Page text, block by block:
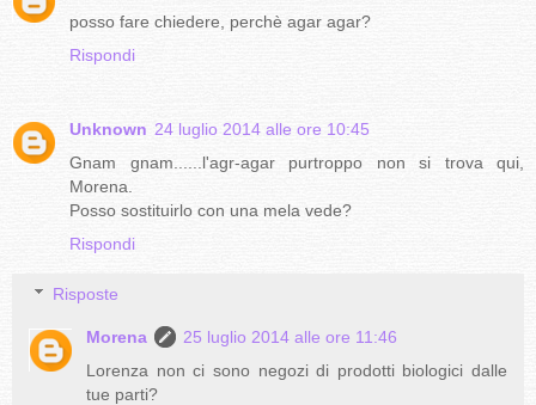
posso fare chiedere, perchè agar agar?
Rispondi
Unknown 24 luglio 2014 alle ore 10:45
Gnam gnam......l'agr-agar purtroppo non si trova qui,
Morena.
Posso sostituirlo con una mela vede?
Rispondi
Risposte
Morena
25 luglio 2014 alle ore 11:46
Lorenza non ci sono negozi di prodotti biologici dalle
tue parti?